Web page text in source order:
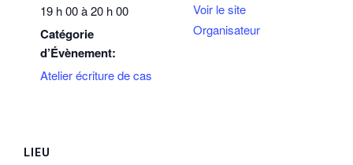
19 h 00 à 20 h 00
Catégorie
d’Évènement:
Atelier écriture de cas
Voir le site
Organisateur
LIEU